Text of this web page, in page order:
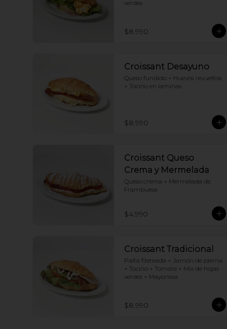
verdes
$8.990
Croissant Desayuno
Queso fundido + Huevos revueltos
+ Tocino en laminas
$8.990
Croissant Queso
Crema y Mermelada
Queso crema + Mermelada de
Frambuesa
$4.990
Croissant Tradicional
Palta fileteada + Jamón de pierna
+ Tocino + Tomate + Mix de hojas
verdes + Mayonesa
$8.990